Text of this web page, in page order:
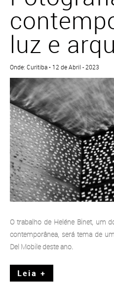
luz e
Onde: Curitiba • 12 de Abril - 2023
O trabalho de Heléne Binet, um
contemporânea, será tema de
Del Mobile deste ano.
Leia +